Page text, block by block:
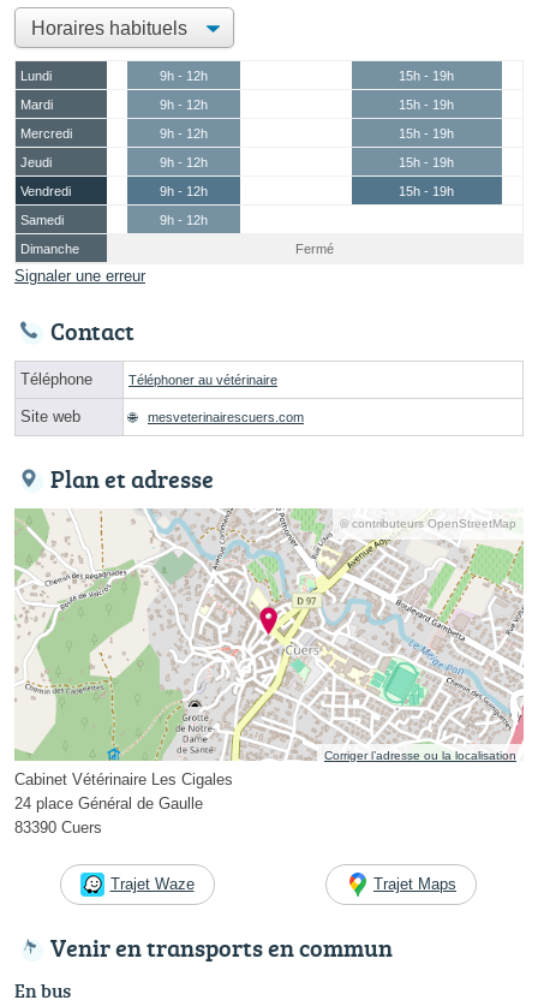
Lundi 9h - 12h
15h - 19h
Mardi
9h - 12h
15h - 19h
Mercredi
9h - 12h
15h - 19h
Jeudi
9h - 12h
15h - 19h
Vendredi
9h - 12h
15h - 19h
Samedi
9h - 12h
Dimanche
Fermé
Signaler une erreur
Contact
Téléphone Téléphoner au vétérinaire
Site web mesveterinairescuers.com
Plan et adresse
© contributeurs OpenStreetMap
Corriger l’adresse ou la localisation
Cabinet Vétérinaire Les Cigales
24 place Général de Gaulle
83390 Cuers
Trajet Waze Trajet Maps
Venir en transports en commun
En bus